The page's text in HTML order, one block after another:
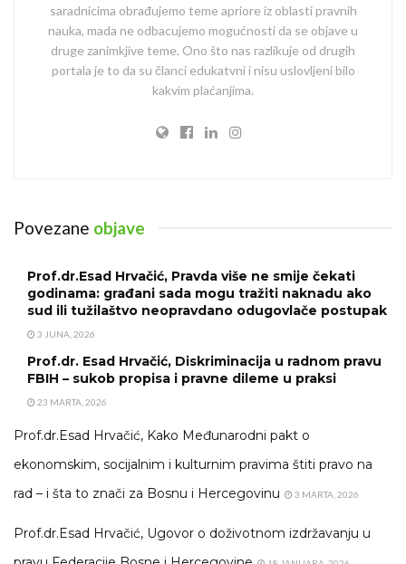
saradnicima obrađujemo teme apriore iz oblasti pravnih
nauka, mada ne odbacujemo mogućnosti da se objave u
druge zanimkjive teme. Ono što nas razlikuje od drugih
portala je to da su članci edukatvni i nisu uslovljeni bilo
kakvim plaćanjima.
Povezane objave
Prof.dr.Esad Hrvačić, Pravda više ne smije čekati
godinama: građani sada mogu tražiti naknadu ako
sud ili tužilaštvo neopravdano odugovlače postupak
3 JUNA, 2026
Prof.dr. Esad Hrvačić, Diskriminacija u radnom pravu
FBIH – sukob propisa i pravne dileme u praksi
23 MARTA, 2026
Prof.dr.Esad Hrvačić, Kako Međunarodni pakt o
ekonomskim, socijalnim i kulturnim pravima štiti pravo na
rad – i šta to znači za Bosnu i Hercegovinu
3 MARTA, 2026
Prof.dr.Esad Hrvačić, Ugovor o doživotnom izdržavanju u